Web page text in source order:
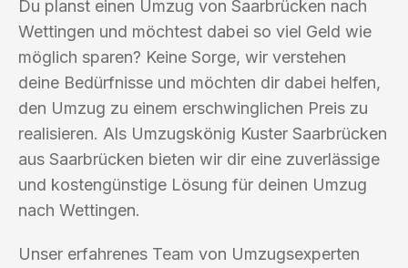
Du planst einen Umzug von Saarbrücken nach
Wettingen und möchtest dabei so viel Geld wie
möglich sparen? Keine Sorge, wir verstehen
deine Bedürfnisse und möchten dir dabei helfen,
den Umzug zu einem erschwinglichen Preis zu
realisieren. Als Umzugskönig Kuster Saarbrücken
aus Saarbrücken bieten wir dir eine zuverlässige
und kostengünstige Lösung für deinen Umzug
nach Wettingen.
Unser erfahrenes Team von Umzugsexperten